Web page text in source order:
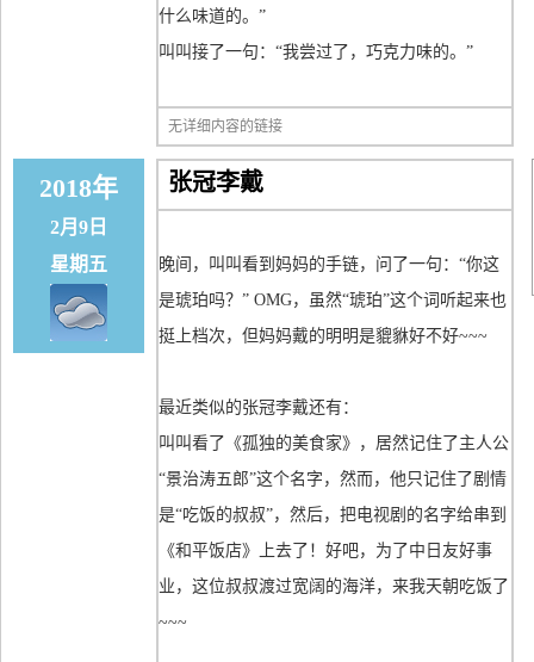
什么味道的。”
叫叫接了一句：“我尝过了，巧克力味的。”
无详细内容的链接
2018年
2月9日
星期五
张冠李戴
晚间，叫叫看到妈妈的手链，问了一句：“你这
是琥珀吗？” OMG，虽然“琥珀”这个词听起来也
挺上档次，但妈妈戴的明明是貔貅好不好~~~
最近类似的张冠李戴还有：
叫叫看了《孤独的美食家》，居然记住了主人公
“景治涛五郎”这个名字，然而，他只记住了剧情
是“吃饭的叔叔”，然后，把电视剧的名字给串到
《和平饭店》上去了！好吧，为了中日友好事
业，这位叔叔渡过宽阔的海洋，来我天朝吃饭了
~~~